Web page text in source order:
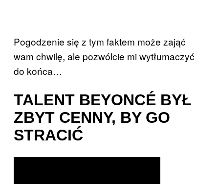
Pogodzenie się z tym faktem może zająć
wam chwilę, ale pozwólcie mi wytłumaczyć
do końca…
TALENT BEYONCÉ BYŁ
ZBYT CENNY, BY GO
STRACIĆ